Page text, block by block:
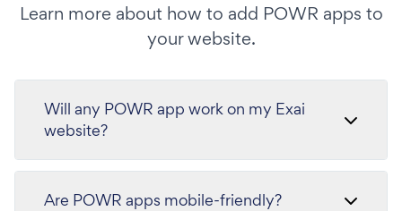
Learn more about how to add POWR apps to
your website.
Will any POWR app work on my Exai
website?
Are POWR apps mobile-friendly?